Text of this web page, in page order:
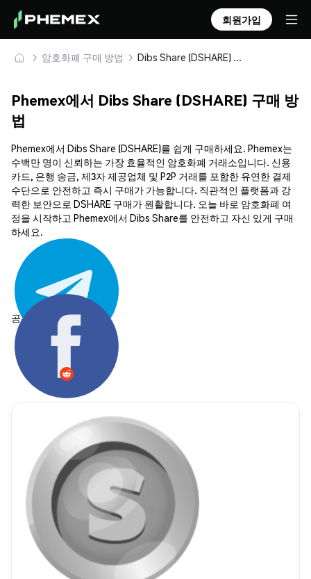
회원가입
암호화폐 구매 방법 Dibs Share (DSHARE) 안전하게 구매 및 보관
Phemex에서 Dibs Share (DSHARE) 구매 방
법
Phemex에서 Dibs Share (DSHARE)를 쉽게 구매하세요. Phemex는
수백만 명이 신뢰하는 가장 효율적인 암호화폐 거래소입니다. 신용
카드, 은행 송금, 제3자 제공업체 및 P2P 거래를 포함한 유연한 결제
수단으로 안전하고 즉시 구매가 가능합니다. 직관적인 플랫폼과 강
력한 보안으로 DSHARE 구매가 원활합니다. 오늘 바로 암호화폐 여
정을 시작하고 Phemex에서 Dibs Share를 안전하고 자신 있게 구매
하세요.
공유하기: